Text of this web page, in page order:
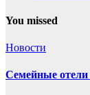
You missed
Новости
Семейные